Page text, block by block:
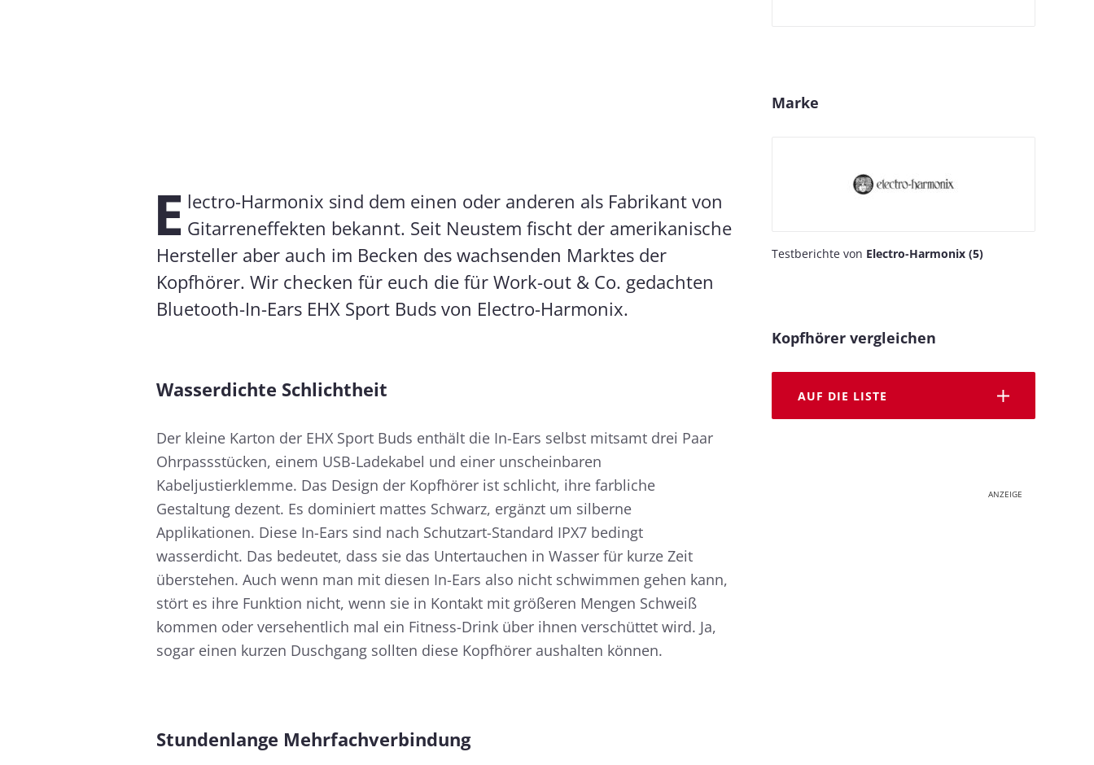
E lectro-Harmonix sind dem einen oder anderen als Fabrikant von
Gitarreneffekten bekannt. Seit Neustem fischt der amerikanische
Hersteller aber auch im Becken des wachsenden Marktes der
Kopfhörer. Wir checken für euch die für Work-out & Co. gedachten
Bluetooth-In-Ears EHX Sport Buds von Electro-Harmonix.
Wasserdichte Schlichtheit
Der kleine Karton der EHX Sport Buds enthält die In-Ears selbst mitsamt drei Paar
Ohrpassstücken, einem USB-Ladekabel und einer unscheinbaren
Kabeljustierklemme. Das Design der Kopfhörer ist schlicht, ihre farbliche
Gestaltung dezent. Es dominiert mattes Schwarz, ergänzt um silberne
Applikationen. Diese In-Ears sind nach Schutzart-Standard IPX7 bedingt
wasserdicht. Das bedeutet, dass sie das Untertauchen in Wasser für kurze Zeit
überstehen. Auch wenn man mit diesen In-Ears also nicht schwimmen gehen kann,
stört es ihre Funktion nicht, wenn sie in Kontakt mit größeren Mengen Schweiß
kommen oder versehentlich mal ein Fitness-Drink über ihnen verschüttet wird. Ja,
sogar einen kurzen Duschgang sollten diese Kopfhörer aushalten können.
Stundenlange Mehrfachverbindung
Marke
Testberichte von Electro-Harmonix (5)
Kopfhörer vergleichen
AUF DIE LISTE
ANZEIGE